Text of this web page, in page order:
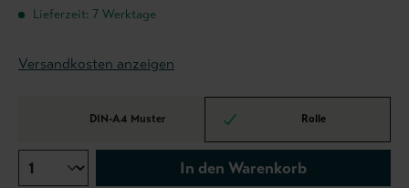
Lieferzeit: 7 Werktage
Versandkosten anzeigen
DIN-A4 Muster Rolle
In den Warenkorb